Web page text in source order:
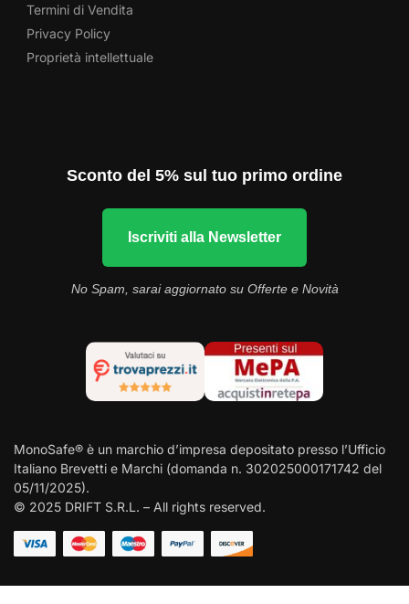
Termini di Vendita
Privacy Policy
Proprietà intellettuale
Sconto del 5% sul tuo primo ordine
Iscriviti alla Newsletter
No Spam, sarai aggiornato su Offerte e Novità
MonoSafe® è un marchio d’impresa depositato presso l’Ufficio
Italiano Brevetti e Marchi (domanda n. 302025000171742 del
05/11/2025).
© 2025 DRIFT S.R.L. – All rights reserved.